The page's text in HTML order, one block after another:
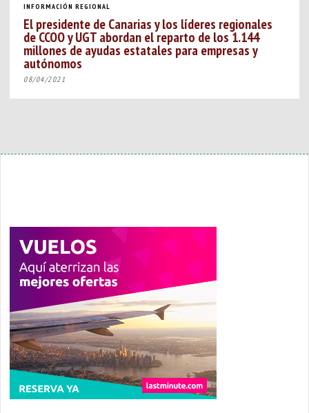
INFORMACIÓN REGIONAL
El presidente de Canarias y los líderes regionales
de CCOO y UGT abordan el reparto de los 1.144
millones de ayudas estatales para empresas y
autónomos
08/04/2021